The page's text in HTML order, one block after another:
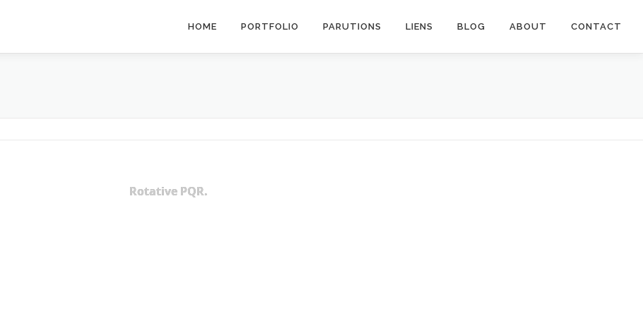
HOME PORTFOLIO PARUTIONS LIENS BLOG ABOUT CONTACT
Rotative PQR.